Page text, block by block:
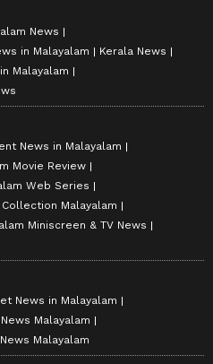
News
in Malayalam
Kerala News
Malayalam
News in Malayalam
Movie Review
Web Series
Malayalam
Miniscreen & TV News
News in Malayalam
News Malayalam
Malayalam